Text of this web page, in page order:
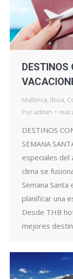
DESTINOS
Mallorca Ibiza
Por admin
DESTINOS
SEMANA
especiales del
clima se
Semana
planificar una
Desde THB
mejores